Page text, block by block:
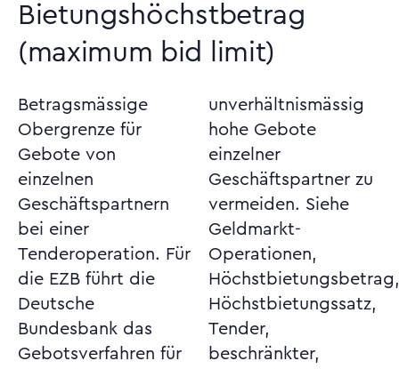
Bietungshöchstbetrag
(maximum bid limit)
Betragsmässige
Obergrenze für
Gebote von
einzelnen
Geschäftspartnern
bei einer
Tenderoperation. Für
die EZB führt die
Deutsche
Bundesbank das
Gebotsverfahren für
unverhältnismässig
hohe Gebote
einzelner
Geschäftspartner zu
vermeiden. Siehe
Geldmarkt-
Operationen,
Höchstbietungsbetrag,
Höchstbietungssatz,
Tender,
beschränkter,